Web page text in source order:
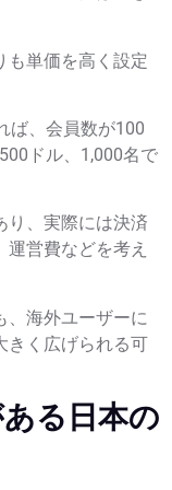
も単価を高く設定
ば、会員数が100
ドル、1,000名で
り、実際には決済
営費などを考え
、海外ユーザーに
きく広げられる可
る日本の